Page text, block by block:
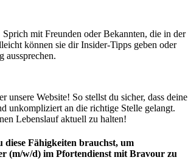
mit Freunden oder Bekannten, die in der
können sie dir Insider-Tipps geben oder
aussprechen.
unsere Website! So stellst du sicher, dass deine
unkompliziert an die richtige Stelle gelangt.
Lebenslauf aktuell zu halten!
diese Fähigkeiten brauchst, um
(m/w/d) im Pfortendienst mit Bravour zu